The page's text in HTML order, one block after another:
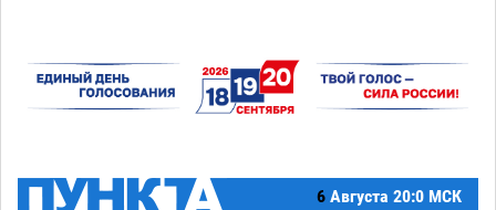
6 Августа 20:0 МСК